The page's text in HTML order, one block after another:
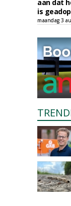
aan dat
is
maandag 3